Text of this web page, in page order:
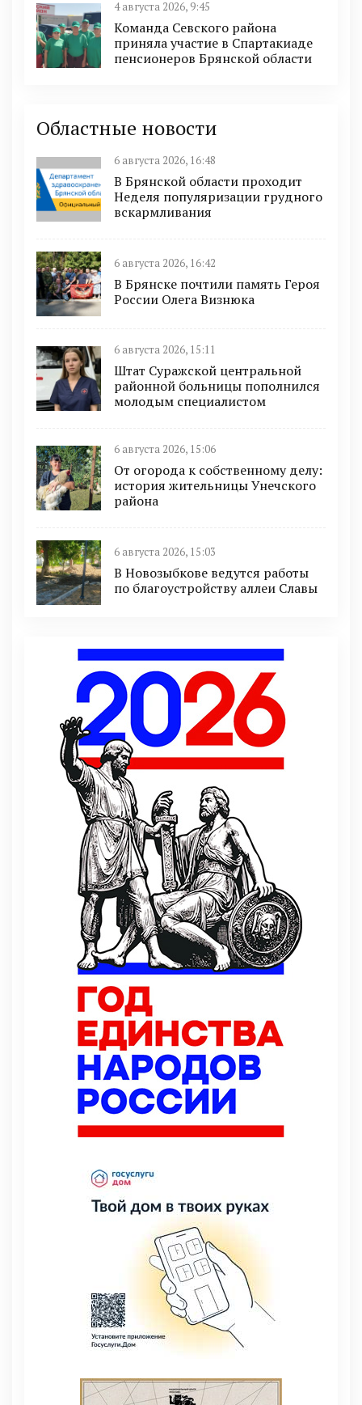
4 августа 2026, 9:45
Команда Севского района
приняла участие в Спартакиаде
пенсионеров Брянской области
Областные новости
6 августа 2026, 16:48
В Брянской области проходит
Неделя популяризации грудного
вскармливания
6 августа 2026, 16:42
В Брянске почтили память Героя
России Олега Визнюка
6 августа 2026, 15:11
Штат Суражской центральной
районной больницы пополнился
молодым специалистом
6 августа 2026, 15:06
От огорода к собственному делу:
история жительницы Унечского
района
6 августа 2026, 15:03
В Новозыбкове ведутся работы
по благоустройству аллеи Славы